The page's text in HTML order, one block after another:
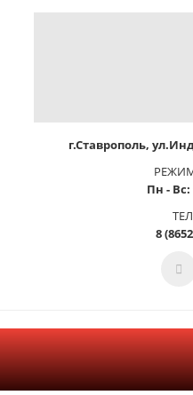
г.Ставрополь,
Пн - Вс:
8